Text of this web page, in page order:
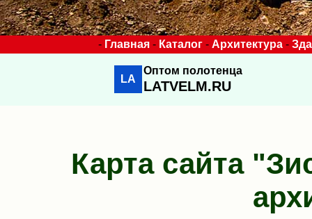
- Главная- Каталог- Архитектура-
LA
Оптом полотенца
LATVELM.RU
Карта сайта